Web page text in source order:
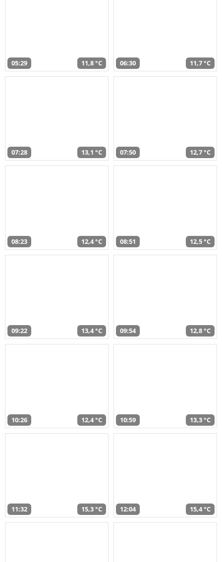
05:29 11,8 °C 06:30 11,7 °C
07:28 13,1 °C 07:50 12,7 °C
08:23 12,4 °C 08:51 12,5 °C
09:22 13,4 °C 09:54 12,8 °C
10:26 12,4 °C 10:59 13,3 °C
11:32 15,3 °C 12:04 15,4 °C